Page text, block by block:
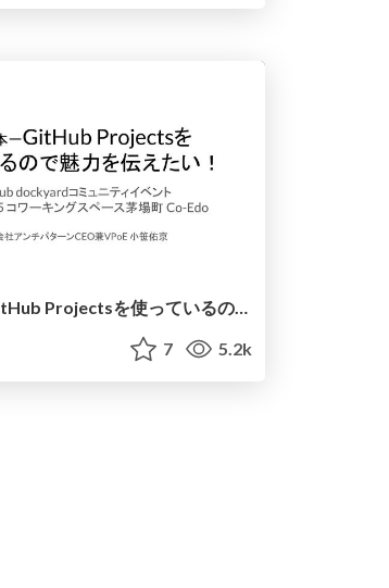
自称日本一GitHub Projectsを使っているので魅力を伝えたい！ / i call myself the best github projects user in japan so ill show you how i use it
7 5.2k